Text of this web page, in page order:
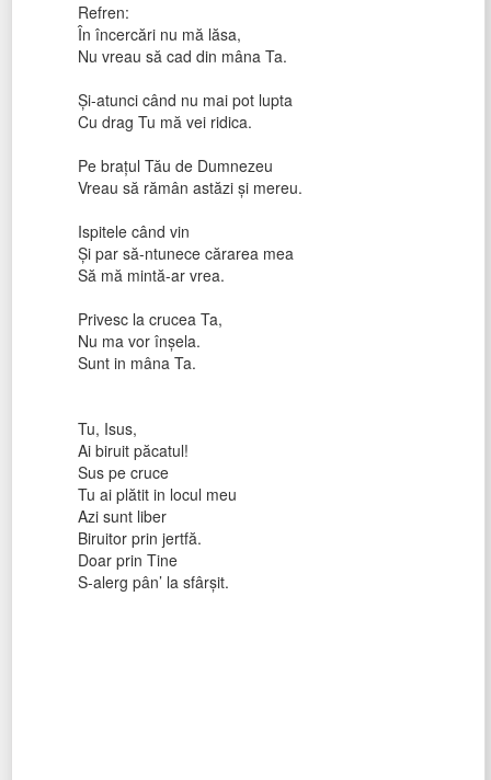
Refren:
În încercări nu mă lăsa,
Nu vreau să cad din mâna Ta.
Și-atunci când nu mai pot lupta
Cu drag Tu mă vei ridica.
Pe brațul Tău de Dumnezeu
Vreau să rămân astăzi și mereu.
Ispitele când vin
Și par să-ntunece cărarea mea
Să mă mintă-ar vrea.
Privesc la crucea Ta,
Nu ma vor înșela.
Sunt in mâna Ta.
Tu, Isus,
Ai biruit păcatul!
Sus pe cruce
Tu ai plătit in locul meu
Azi sunt liber
Biruitor prin jertfă.
Doar prin Tine
S-alerg pân’ la sfârșit.